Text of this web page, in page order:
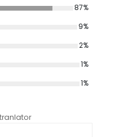
87%
9%
2%
1%
1%